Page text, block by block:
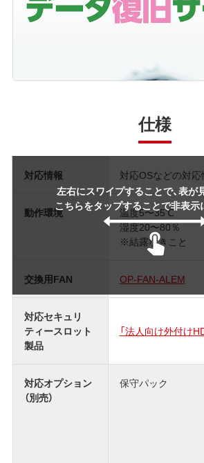
仕様
左右にスワイプすることで、表が
こちらをタップすることで非表示
対応情報 対応OSなどの対応
動作環境
温度5〜35℃
湿度20〜80％
※結露なきこと
交換用FAN OP-FAN-ALEM
対応セキュリ
ティースロット
製品
「法人向け外付け
対応オプション
（別売）
保守パック